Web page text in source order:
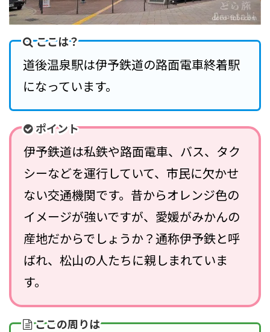
ここは？
道後温泉駅は伊予鉄道の路面電車終着駅
になっています。
ポイント
伊予鉄道は私鉄や路面電車、バス、タク
シーなどを運行していて、市民に欠かせ
ない交通機関です。昔からオレンジ色の
イメージが強いですが、愛媛がみかんの
産地だからでしょうか？通称伊予鉄と呼
ばれ、松山の人たちに親しまれていま
す。
ここの周りは